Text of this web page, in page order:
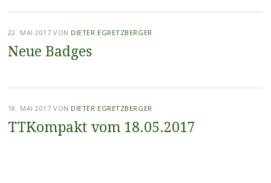
22. MAI 2017 VON DIETER EGRETZBERGER
Neue Badges
18. MAI 2017 VON DIETER EGRETZBERGER
TTKompakt vom 18.05.2017